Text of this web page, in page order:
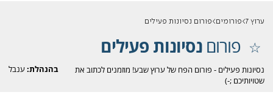
ערוץ 7 פורומים פורום נסיונות פעילים
פורוםנסיונות פעילים
בהנהלת:ענבל
נסיונות פעילים - פורום הפח של ערוץ שבע! מוזמנים לכתוב את
שטויותיכם ;-)